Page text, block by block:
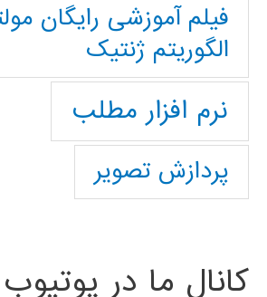
فیلم آموزشی رایگان
الگوریتم ژنتیک
نرم افزار مطلب
پردازش تصویر
کانال ما در یوتیوب